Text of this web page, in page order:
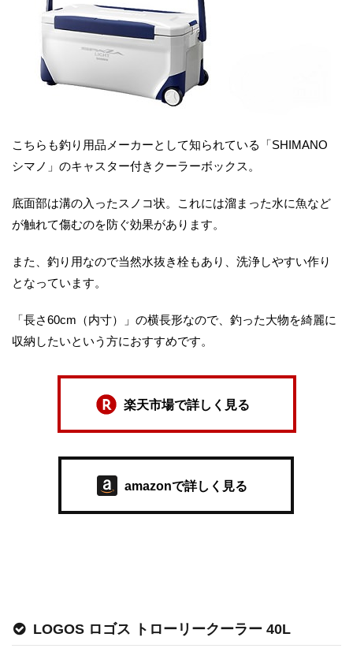
こちらも釣り用品メーカーとして知られている「SHIMANO
シマノ」のキャスター付きクーラーボックス。
底面部は溝の入ったスノコ状。これには溜まった水に魚など
が触れて傷むのを防ぐ効果があります。
また、釣り用なので当然水抜き栓もあり、洗浄しやすい作り
となっています。
「長さ60cm（内寸）」の横長形なので、釣った大物を綺麗に
収納したいという方におすすめです。
楽天市場で詳しく見る
amazonで詳しく見る
LOGOS ロゴス トローリークーラー 40L